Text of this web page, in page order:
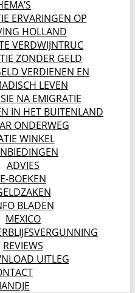
ERVARINGEN OP
HOLLAND
VERDWIJNTRUC
ZONDER GELD
VERDIENEN EN
LEVEN
NA EMIGRATIE
IN HET BUITENLAND
ONDERWEG
WINKEL
ADVIES
E-BOEKEN
BLADEN
MEXICO
REVIEWS
UITLEG